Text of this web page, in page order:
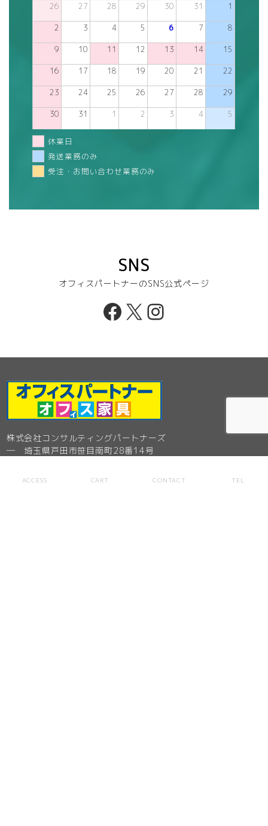
26 27 28 29 30 31 1
2 3 4 5 6 7 8
9 10 11 12 13 14 15
16 17 18 19 20 21 22
23 24 25 26 27 28 29
30 31 1 2 3 4 5
休業日
発送業務のみ
受注・お問い合わせ業務のみ
SNS
オフィスパートナーのSNS公式ページ
Facebook
X Instagram
株式会社コンサルティングパートナーズ
─ 埼玉県戸田市笹目南町28番14号
ACCESS CART CONTACT TEL